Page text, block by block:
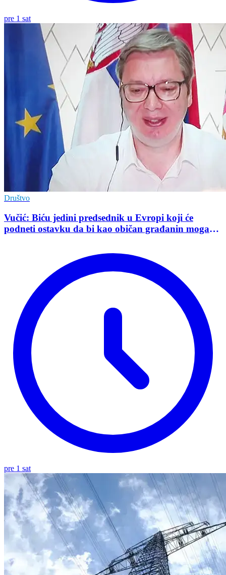
pre 1 sat
Društvo
Vučić: Biću jedini predsednik u Evropi koji će
podneti ostavku da bi kao običan građanin mogao
pre 1 sat